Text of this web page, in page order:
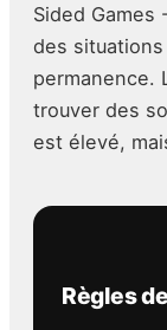
Sided Games
des
permanence.
trouver des
est élevé,
Règles